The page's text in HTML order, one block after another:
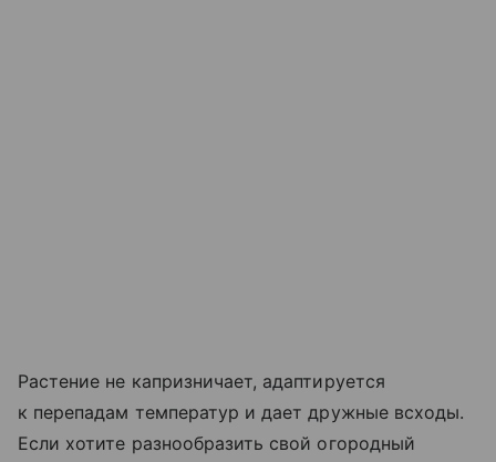
Растение не капризничает, адаптируется
к перепадам температур и дает дружные всходы.
Если хотите разнообразить свой огородный